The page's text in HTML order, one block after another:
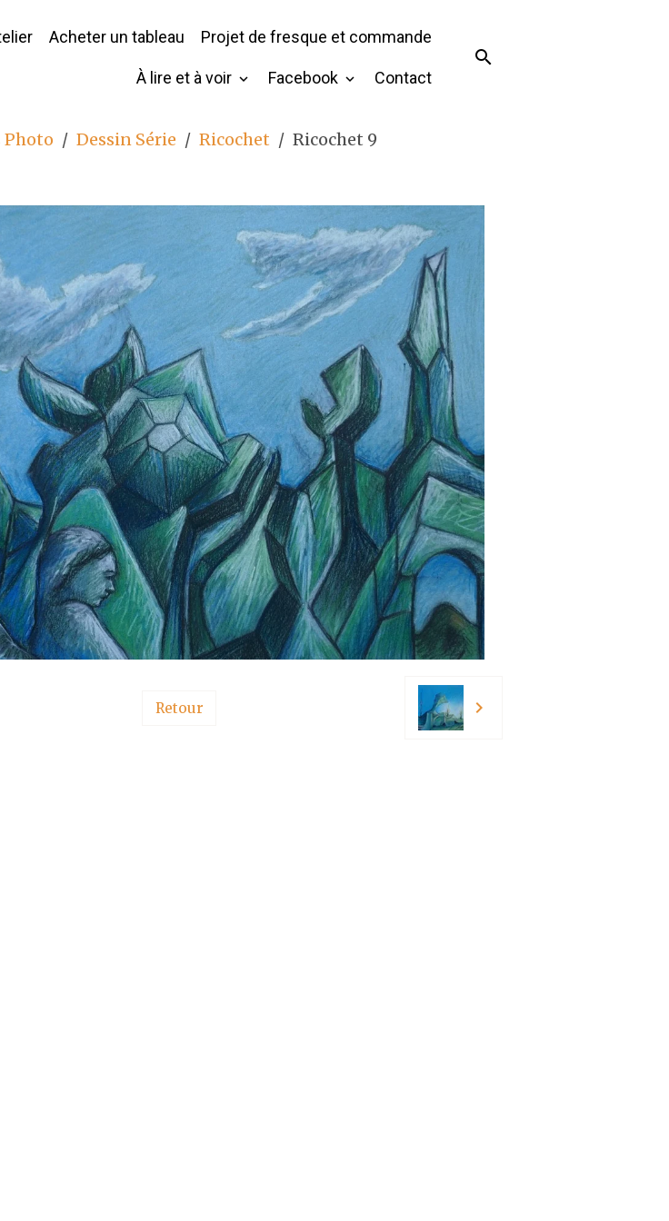
Acheter un tableau Projet de fresque et commande
À lire et à voir Facebook Contact
Photo Dessin Série Ricochet Ricochet 9
Retour